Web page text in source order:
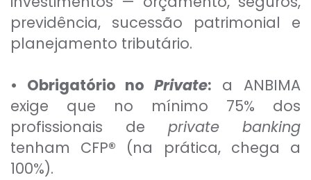
previdência, sucessão patrimonial e
planejamento tributário.
• Obrigatório no Private: a ANBIMA
exige que no mínimo 75% dos
profissionais de private banking
tenham CFP® (na prática, chega a
100%).